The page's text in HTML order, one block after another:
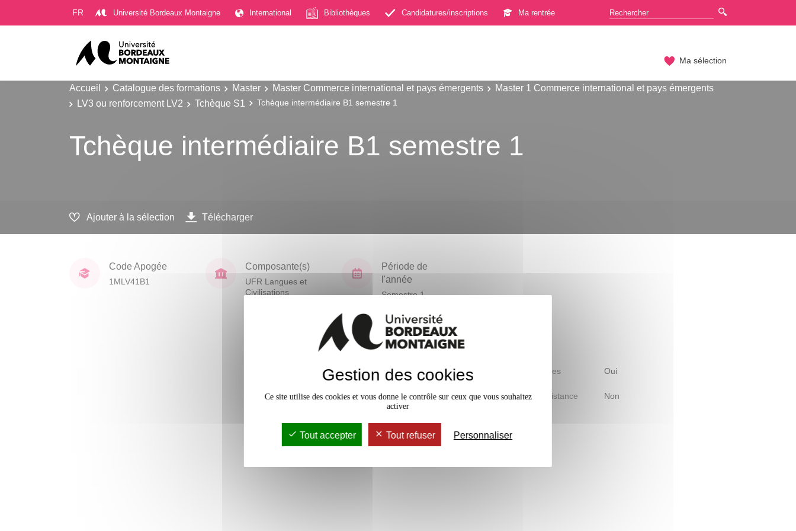
FR Université Bordeaux Montaigne International Bibliothèques Candidatures/inscriptions Ma rentrée
Ma sélection
Accueil Catalogue des formations Master Master Commerce international et pays émergents
Master 1 Commerce international et pays émergents
LV3 ou renforcement LV2
Tchèque S1 Tchèque intermédiaire B1 semestre 1
Tchèque intermédiaire B1 semestre 1
Ajouter à la sélection Télécharger
Code Apogée
1MLV41B1
Composante(s)
UFR Langues et
Civilisations
Période de
l'année
Semestre 1
Mobilité d'études Oui
Accessible à distance Non
Gestion des cookies
Ce site utilise des cookies et vous donne le contrôle sur ceux que vous souhaitez
activer
Tout accepter Tout refuser Personnaliser